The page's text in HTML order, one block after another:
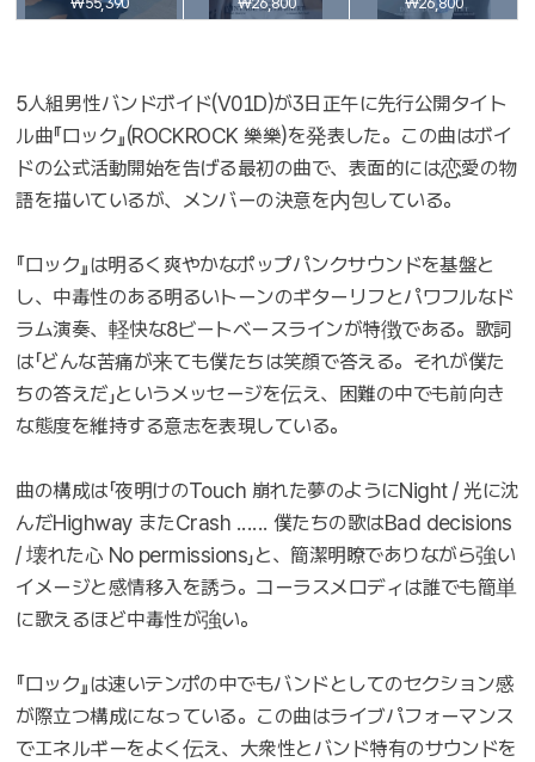
5人組男性バンドボイド(V01D)が3日正午に先行公開タイト
ル曲『ロック』(ROCKROCK 樂樂)を発表した。この曲はボイ
ドの公式活動開始を告げる最初の曲で、表面的には恋愛の物
語を描いているが、メンバーの決意を内包している。
『ロック』は明るく爽やかなポップパンクサウンドを基盤と
し、中毒性のある明るいトーンのギターリフとパワフルなド
ラム演奏、軽快な8ビートベースラインが特徴である。歌詞
は「どんな苦痛が来ても僕たちは笑顔で答える。それが僕た
ちの答えだ」というメッセージを伝え、困難の中でも前向き
な態度を維持する意志を表現している。
曲の構成は「夜明けのTouch 崩れた夢のようにNight / 光に沈
んだHighway またCrash ...... 僕たちの歌はBad decisions
/ 壊れた心 No permissions」と、簡潔明瞭でありながら強い
イメージと感情移入を誘う。コーラスメロディは誰でも簡単
に歌えるほど中毒性が強い。
『ロック』は速いテンポの中でもバンドとしてのセクション感
が際立つ構成になっている。この曲はライブパフォーマンス
でエネルギーをよく伝え、大衆性とバンド特有のサウンドを